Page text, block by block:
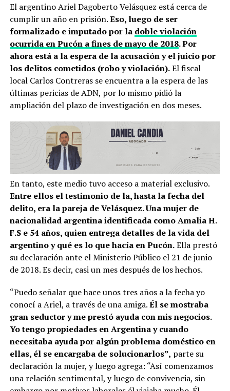
El argentino Ariel Dagoberto Velásquez está cerca de
cumplir un año en prisión.Eso, luego de ser
formalizado e imputado por la doble violación
ocurrida en Pucón a fines de mayo de 2018. Por
ahora está a la espera de la acusación y el juicio por
los delitos cometidos (robo y violación).El fiscal
local Carlos Contreras se encuentra a la espera de las
últimas pericias de ADN, por lo mismo pidió la
ampliación del plazo de investigación en dos meses.
En tanto, este medio tuvo acceso a material exclusivo.
Entre ellos el testimonio de la, hasta la fecha del
delito, era la pareja de Velásquez. Una mujer de
nacionalidad argentina identificada como Amalia H.
F.S e 54 años, quien entrega detalles de la vida del
argentino y qué es lo que hacía en Pucón.Ella prestó
su declaración ante el Ministerio Público el 21 de junio
de 2018. Es decir, casi un mes después de los hechos.
“Puedo señalar que hace unos tres años a la fecha yo
conocí a Ariel, a través de una amiga.Él se mostraba
gran seductor y me prestó ayuda con mis negocios.
Yo tengo propiedades en Argentina y cuando
necesitaba ayuda por algún problema doméstico en
ellas, él se encargaba de solucionarlos”, parte su
declaración la mujer, y luego agrega: “Así comenzamos
una relación sentimental, y luego de convivencia, sin